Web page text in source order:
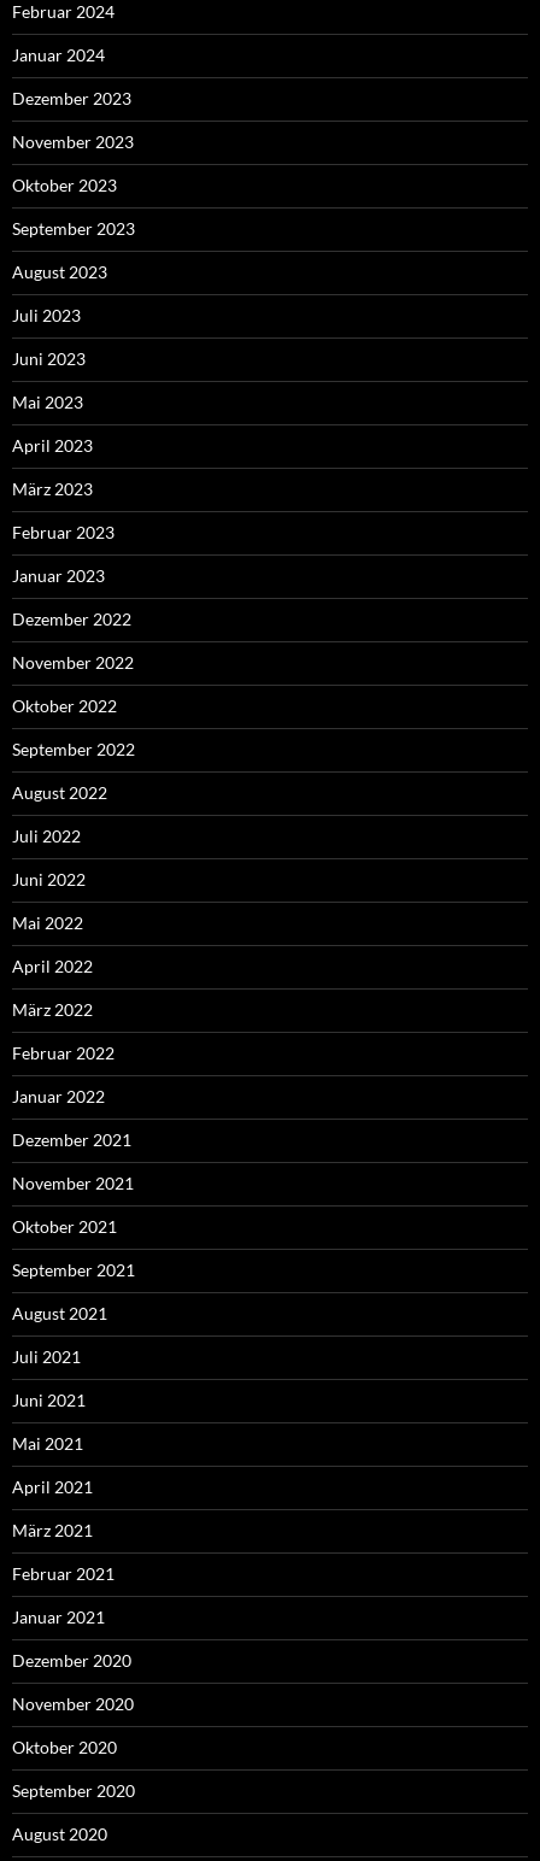
Februar 2024
Januar 2024
Dezember 2023
November 2023
Oktober 2023
September 2023
August 2023
Juli 2023
Juni 2023
Mai 2023
April 2023
März 2023
Februar 2023
Januar 2023
Dezember 2022
November 2022
Oktober 2022
September 2022
August 2022
Juli 2022
Juni 2022
Mai 2022
April 2022
März 2022
Februar 2022
Januar 2022
Dezember 2021
November 2021
Oktober 2021
September 2021
August 2021
Juli 2021
Juni 2021
Mai 2021
April 2021
März 2021
Februar 2021
Januar 2021
Dezember 2020
November 2020
Oktober 2020
September 2020
August 2020